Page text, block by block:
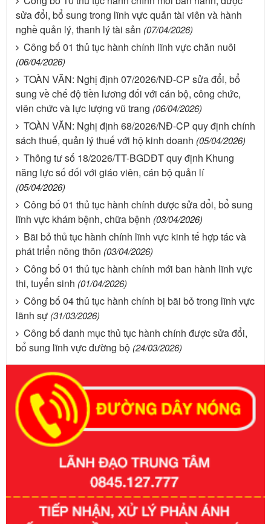
sửa đổi, bổ sung trong lĩnh vực quản tài viên và hành
nghề quản lý, thanh lý tài sản (07/04/2026)
Công bố 01 thủ tục hành chính lĩnh vực chăn nuôi
(06/04/2026)
TOÀN VĂN: Nghị định 07/2026/NĐ-CP sửa đổi, bổ
sung về chế độ tiền lương đối với cán bộ, công chức,
viên chức và lực lượng vũ trang (06/04/2026)
TOÀN VĂN: Nghị định 68/2026/NĐ-CP quy định chính
sách thuế, quản lý thuế với hộ kinh doanh (05/04/2026)
Thông tư số 18/2026/TT-BGDĐT quy định Khung
năng lực số đối với giáo viên, cán bộ quản lí
(05/04/2026)
Công bố 01 thủ tục hành chính được sửa đổi, bổ sung
lĩnh vực khám bệnh, chữa bệnh (03/04/2026)
Bãi bỏ thủ tục hành chính lĩnh vực kinh tế hợp tác và
phát triển nông thôn (03/04/2026)
Công bố 01 thủ tục hành chính mới ban hành lĩnh vực
thi, tuyển sinh (01/04/2026)
Công bố 04 thủ tục hành chính bị bãi bỏ trong lĩnh vực
lãnh sự (31/03/2026)
Công bố danh mục thủ tục hành chính được sửa đổi,
bổ sung lĩnh vực đường bộ (24/03/2026)